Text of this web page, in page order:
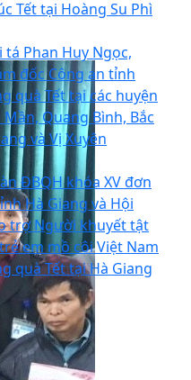
Tết tại Hoàng Su Phì
tá Phan Huy Ngọc,
đốc Công an tỉnh
quà Tết tại các huyện
Mần, Quang Bình, Bắc
và Vị Xuyên
ĐBQH khóa XV đơn
Hà Giang và Hội
trợ Người khuyết tật
em mồ côi Việt Nam
quà Tết tại Hà Giang